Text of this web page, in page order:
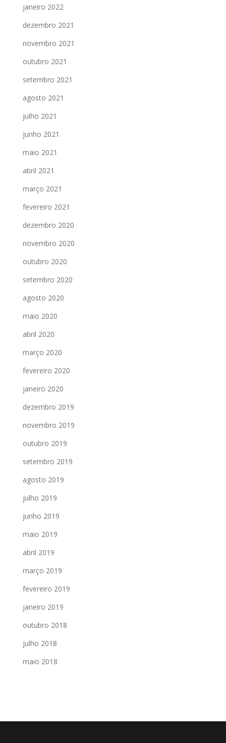
janeiro 2022
dezembro 2021
novembro 2021
outubro 2021
setembro 2021
agosto 2021
julho 2021
junho 2021
maio 2021
abril 2021
março 2021
fevereiro 2021
dezembro 2020
novembro 2020
outubro 2020
setembro 2020
agosto 2020
maio 2020
abril 2020
março 2020
fevereiro 2020
janeiro 2020
dezembro 2019
novembro 2019
outubro 2019
setembro 2019
agosto 2019
julho 2019
junho 2019
maio 2019
abril 2019
março 2019
fevereiro 2019
janeiro 2019
outubro 2018
julho 2018
maio 2018